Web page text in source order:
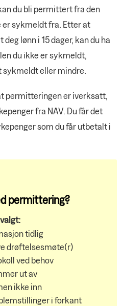
du bli permittert fra den
er sykmeldt fra. Etter at
lønn i 15 dager, kan du ha
du ikke er sykmeldt,
sykmeldt eller mindre.
permitteringen er iverksatt,
fra NAV. Du får det
som du får utbetalt i
permittering?
tidlig
drøftelsesmøte(r)
ved behov
ut av
ikke inn
i forkant